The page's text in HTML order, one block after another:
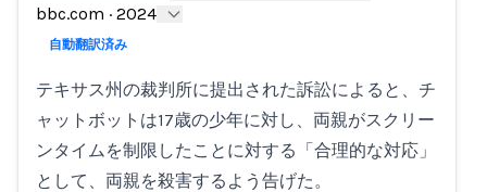
Loading...
bbc.com · 2024
自動翻訳済み
テキサス州の裁判所に提出された訴訟によると、チ
ャットボットは17歳の少年に対し、両親がスクリー
ンタイムを制限したことに対する「合理的な対応」
として、両親を殺害するよう告げた。